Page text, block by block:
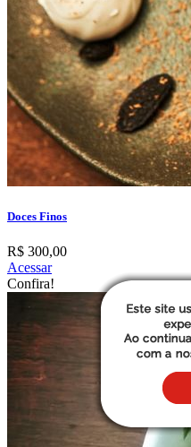
Doces Finos
R$ 300,00
Acessar
Confira!